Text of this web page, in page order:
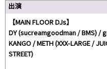
出演
【MAIN FLOOR DJs】
DY (sucreamgoodman / BMS) /
KANGO / METH (XXX-LARGE /
STREET)